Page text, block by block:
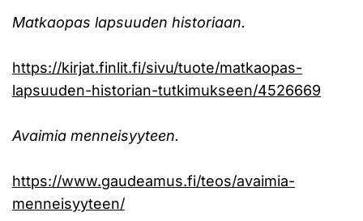
Matkaopas lapsuuden historiaan.
https://kirjat.finlit.fi/sivu/tuote/matkaopas-
lapsuuden-historian-tutkimukseen/4526669
Avaimia menneisyyteen.
https://www.gaudeamus.fi/teos/avaimia-
menneisyyteen/